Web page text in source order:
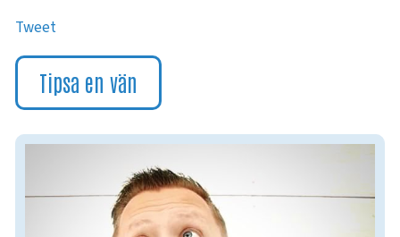
Tweet
Tipsa en vän